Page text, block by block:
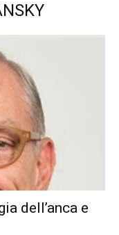
dell’anca e